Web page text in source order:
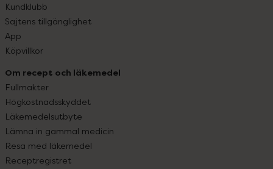
Kundklubb
Sajtens tillgänglighet
App
Köpvillkor
Om recept och läkemedel
Fullmakter
Högkostnadsskyddet
Läkemedelsutbyte
Lämna in gammal medicin
Resa med läkemedel
Receptregistret